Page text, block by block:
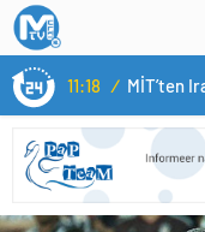
11:18 /